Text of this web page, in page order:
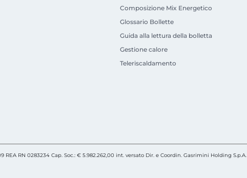
Composizione Mix Energetico
Glossario Bollette
Guida alla lettura della bolletta
Gestione calore
Teleriscaldamento
RN 0283234 Cap. Soc.: € 5.982.262,00 int. versato Dir. e Coordin. Gasrimini Holding S.p.A.